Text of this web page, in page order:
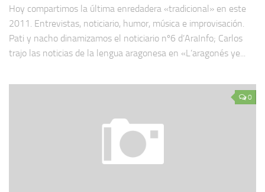
Hoy compartimos la última enredadera «tradicional» en este
2011. Entrevistas, noticiario, humor, música e improvisación.
Pati y nacho dinamizamos el noticiario nº6 d’AraInfo; Carlos
trajo las noticias de la lengua aragonesa en «L’aragonés ye...
0